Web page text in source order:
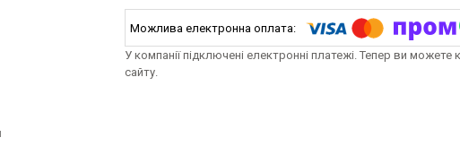
У компанії підключені електронні платежі. Тепер ви
сайту.